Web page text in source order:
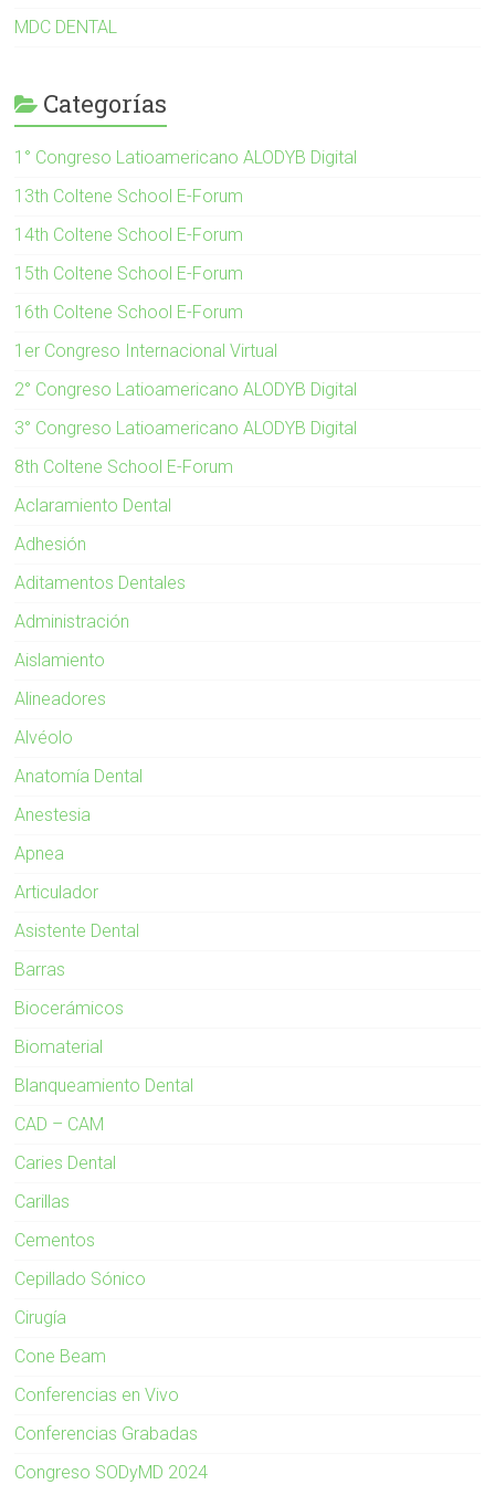
MDC DENTAL
Categorías
1° Congreso Latioamericano ALODYB Digital
13th Coltene School E-Forum
14th Coltene School E-Forum
15th Coltene School E-Forum
16th Coltene School E-Forum
1er Congreso Internacional Virtual
2° Congreso Latioamericano ALODYB Digital
3° Congreso Latioamericano ALODYB Digital
8th Coltene School E-Forum
Aclaramiento Dental
Adhesión
Aditamentos Dentales
Administración
Aislamiento
Alineadores
Alvéolo
Anatomía Dental
Anestesia
Apnea
Articulador
Asistente Dental
Barras
Biocerámicos
Biomaterial
Blanqueamiento Dental
CAD – CAM
Caries Dental
Carillas
Cementos
Cepillado Sónico
Cirugía
Cone Beam
Conferencias en Vivo
Conferencias Grabadas
Congreso SODyMD 2024